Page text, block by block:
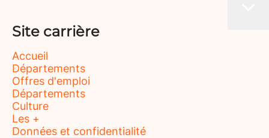
Site carrière
Accueil
Départements
Offres d'emploi
Départements
Culture
Les +
Données et confidentialité